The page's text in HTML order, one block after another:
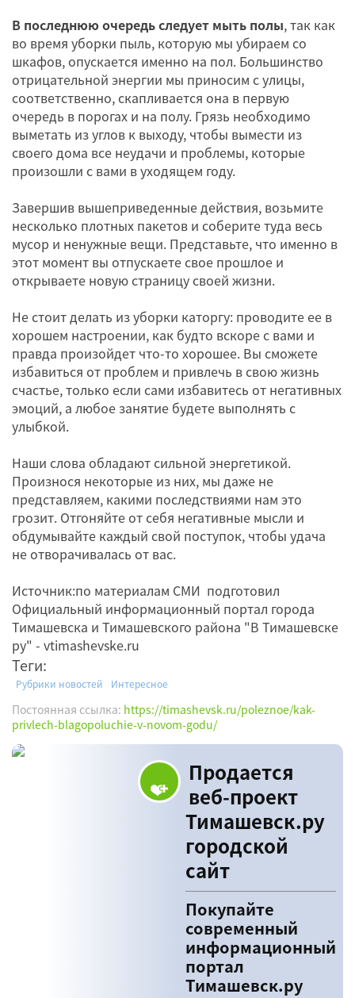
В последнюю очередь следует мыть полы, так как
во время уборки пыль, которую мы убираем со
шкафов, опускается именно на пол. Большинство
отрицательной энергии мы приносим с улицы,
соответственно, скапливается она в первую
очередь в порогах и на полу. Грязь необходимо
выметать из углов к выходу, чтобы вымести из
своего дома все неудачи и проблемы, которые
произошли с вами в уходящем году.
Завершив вышеприведенные действия, возьмите
несколько плотных пакетов и соберите туда весь
мусор и ненужные вещи. Представьте, что именно в
этот момент вы отпускаете свое прошлое и
открываете новую страницу своей жизни.
Не стоит делать из уборки каторгу: проводите ее в
хорошем настроении, как будто вскоре с вами и
правда произойдет что-то хорошее. Вы сможете
избавиться от проблем и привлечь в свою жизнь
счастье, только если сами избавитесь от негативных
эмоций, а любое занятие будете выполнять с
улыбкой.
Наши слова обладают сильной энергетикой.
Произнося некоторые из них, мы даже не
представляем, какими последствиями нам это
грозит. Отгоняйте от себя негативные мысли и
обдумывайте каждый свой поступок, чтобы удача
не отворачивалась от вас.
Источник:по материалам СМИ подготовил
Официальный информационный портал города
Тимашевска и Тимашевского района "В Тимашевске
ру" - vtimashevske.ru
Теги:
Рубрики новостей Интересное
Постоянная ссылка: https://timashevsk.ru/poleznoe/kak-
privlech-blagopoluchie-v-novom-godu/
Продается
веб-проект
Тимашевск.ру
городской
сайт
Покупайте
современный
информационный
портал
Тимашевск.ру